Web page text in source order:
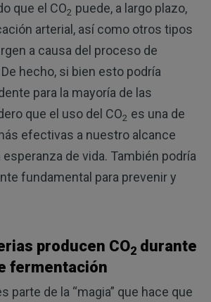
que el CO2 puede, a largo plazo,
arterial, así como otros tipos
a causa del proceso de
hecho, si bien esto podría
para la mayoría de las
que el uso del CO2 es una de
efectivas a nuestro alcance
esperanza de vida. También podría
fundamental para prevenir y
producen CO2 durante
fermentación
parte de la “magia” que hace que